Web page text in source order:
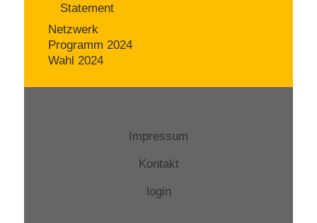
Statement
Netzwerk
Programm 2024
Wahl 2024
Impressum
Kontakt
login